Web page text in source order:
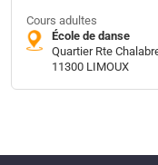
Cours adultes
École de danse
Quartier Rte
11300 LIMOUX